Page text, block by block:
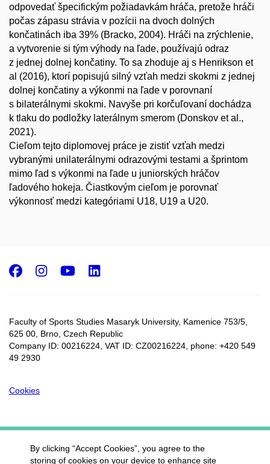
odpovedať špecifickým požiadavkám hráča, pretože hráči
počas zápasu strávia v pozícii na dvoch dolných
končatinách iba 39% (Bracko, 2004). Hráči na zrýchlenie,
a vytvorenie si tým výhody na ľade, používajú odraz
z jednej dolnej končatiny. To sa zhoduje aj s Henrikson et
al (2016), ktorí popisujú silný vzťah medzi skokmi z jednej
dolnej končatiny a výkonmi na ľade v porovnaní
s bilaterálnymi skokmi. Navyše pri korčuľovaní dochádza
k tlaku do podložky laterálnym smerom (Donskov et al.,
2021).
Cieľom tejto diplomovej práce je zistiť vzťah medzi
vybranými unilaterálnymi odrazovými testami a šprintom
mimo ľad s výkonmi na ľade u juniorských hráčov
ľadového hokeja. Čiastkovým cieľom je porovnať
výkonnosť medzi kategóriami U18, U19 a U20.
Faculty of Sports Studies Masaryk University, Kamenice 753/5​,
625 00, Brno, Czech Republic
Company ID: 00216224, VAT ID: CZ00216224, phone: +420 549
49 2930
Cookies
Facebook
Instagram
Youtube
By clicking “Accept Cookies”, you agree to the
storing of cookies on your device to enhance site